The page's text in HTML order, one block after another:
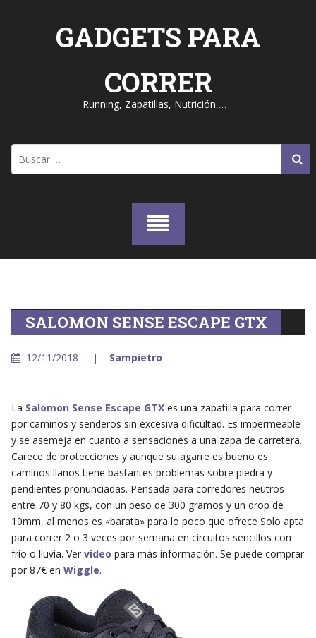
GADGETS PARA
CORRER
Running, Zapatillas, Nutrición,…
SALOMON SENSE ESCAPE GTX
12/11/2018 Sampietro
La Salomon Sense Escape GTXes una zapatilla para correr
por caminos y senderos sin excesiva dificultad. Es impermeable
y se asemeja en cuanto a sensaciones a una zapa de carretera.
Carece de protecciones y aunque su agarre es bueno es
caminos llanos tiene bastantes problemas sobre piedra y
pendientes pronunciadas. Pensada para corredores neutros
entre 70 y 80 kgs, con un peso de 300 gramos y un drop de
10mm, al menos es «barata» para lo poco que ofrece Solo apta
para correr 2 o 3 veces por semana en circuitos sencillos con
frío o lluvia. Ver vídeo para más información. Se puede comprar
por 87€ en Wiggle.